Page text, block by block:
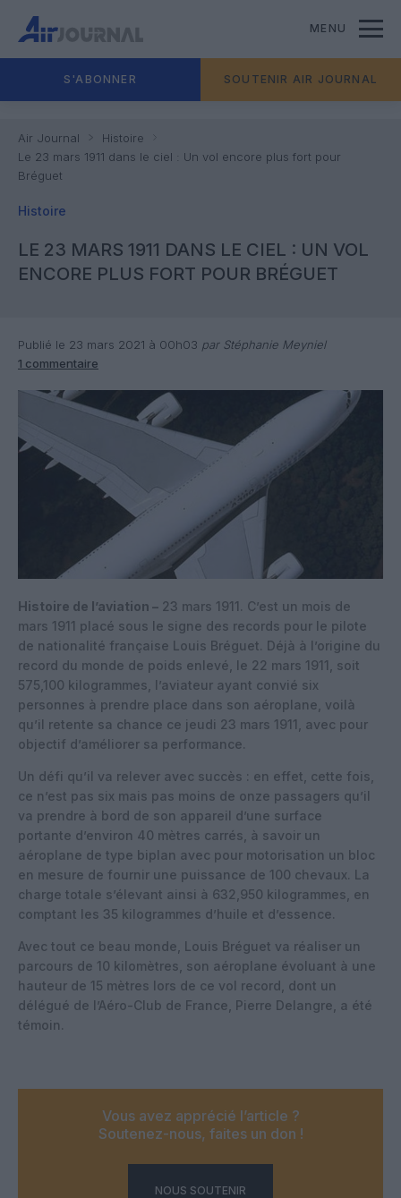
MENU
S'ABONNER SOUTENIR AIR JOURNAL
Air Journal
Histoire
Le 23 mars 1911 dans le ciel : Un vol encore plus fort pour
Bréguet
Histoire
LE 23 MARS 1911 DANS LE CIEL : UN VOL
ENCORE PLUS FORT POUR BRÉGUET
Publié le 23 mars 2021 à 00h03 par Stéphanie Meyniel
1 commentaire
Histoire de l’aviation – 23 mars 1911. C’est un mois de
mars 1911 placé sous le signe des records pour le pilote
de nationalité française Louis Bréguet. Déjà à l’origine du
record du monde de poids enlevé, le 22 mars 1911, soit
575,100 kilogrammes, l’aviateur ayant convié six
personnes à prendre place dans son aéroplane, voilà
qu’il retente sa chance ce jeudi 23 mars 1911, avec pour
objectif d’améliorer sa performance.
Un défi qu’il va relever avec succès : en effet, cette fois,
ce n’est pas six mais pas moins de onze passagers qu’il
va prendre à bord de son appareil d’une surface
portante d’environ 40 mètres carrés, à savoir un
aéroplane de type biplan avec pour motorisation un bloc
en mesure de fournir une puissance de 100 chevaux. La
charge totale s’élevant ainsi à 632,950 kilogrammes, en
comptant les 35 kilogrammes d’huile et d’essence.
Avec tout ce beau monde, Louis Bréguet va réaliser un
parcours de 10 kilomètres, son aéroplane évoluant à une
hauteur de 15 mètres lors de ce vol record, dont un
délégué de l’Aéro-Club de France, Pierre Delangre, a été
témoin.
Vous avez apprécié l’article ?
Soutenez-nous, faites un don !
NOUS SOUTENIR